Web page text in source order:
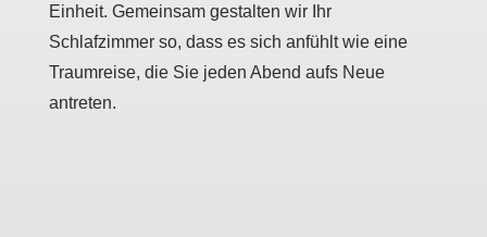
Einheit. Gemeinsam gestalten wir Ihr
Schlafzimmer so, dass es sich anfühlt wie eine
Traumreise, die Sie jeden Abend aufs Neue
antreten.